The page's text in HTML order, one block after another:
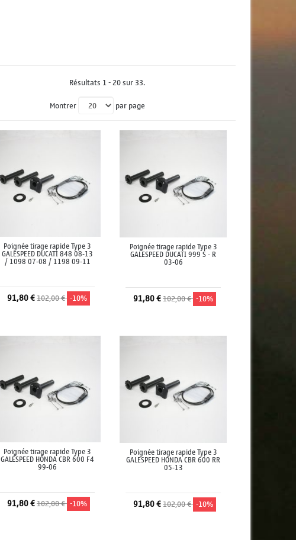
Résultats 1 - 20 sur 33.
Montrer par page
Poignée tirage rapide Type 3
GALESPEED DUCATI 848 08-13
/ 1098 07-08 / 1198 09-11
91,80 €102,00 € -10%
Poignée tirage rapide Type 3
GALESPEED DUCATI 999 S - R
03-06
91,80 €102,00 € -10%
Poignée tirage rapide Type 3
GALESPEED HONDA CBR 600 F4
99-06
91,80 €102,00 € -10%
Poignée tirage rapide Type 3
GALESPEED HONDA CBR 600 RR
05-13
91,80 €102,00 € -10%